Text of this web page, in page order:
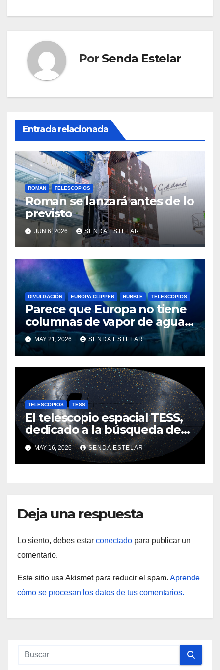
Por Senda Estelar
Entrada relacionada
ROMAN TELESCOPIOS
Roman se lanzará antes de lo
previsto
JUN 6, 2026 SENDA ESTELAR
DIVULGACIÓN EUROPA CLIPPER HUBBLE TELESCOPIOS
Parece que Europa no tiene
columnas de vapor de agua
después de todo
MAY 21, 2026 SENDA ESTELAR
TELESCOPIOS TESS
El telescopio espacial TESS,
dedicado a la búsqueda de
planetas, revela un cielo
nocturno deslumbrante
MAY 16, 2026 SENDA ESTELAR
Deja una respuesta
Lo siento, debes estar conectado para publicar un
comentario.
Este sitio usa Akismet para reducir el spam. Aprende
cómo se procesan los datos de tus comentarios.